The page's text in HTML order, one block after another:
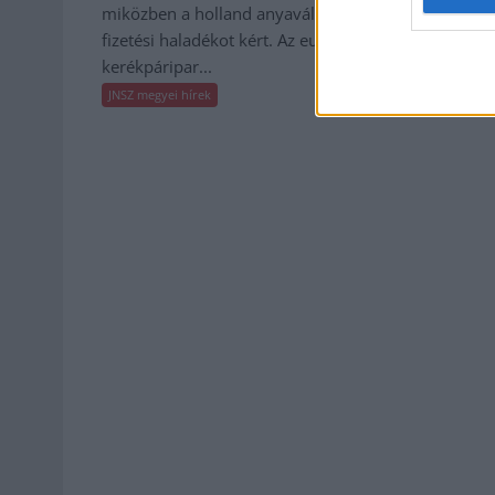
miközben a holland anyavállalat
fizetési haladékot kért. Az európai
kerékpáripar...
JNSZ megyei hírek
Jászberény,